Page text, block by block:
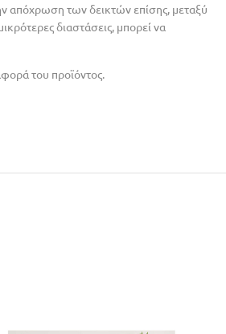
απόχρωση των δεικτών επίσης, μεταξύ
διαστάσεις, μπορεί να
του προϊόντος.